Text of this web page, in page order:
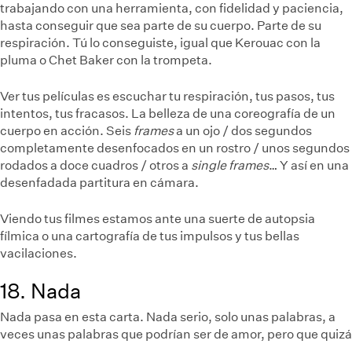
trabajando con una herramienta, con fidelidad y paciencia,
hasta conseguir que sea parte de su cuerpo. Parte de su
respiración. Tú lo conseguiste, igual que Kerouac con la
pluma o Chet Baker con la trompeta.
Ver tus películas es escuchar tu respiración, tus pasos, tus
intentos, tus fracasos. La belleza de una coreografía de un
cuerpo en acción. Seis framesa un ojo / dos segundos
completamente desenfocados en un rostro / unos segundos
rodados a doce cuadros / otros a single frames… Y así en una
desenfadada partitura en cámara.
Viendo tus filmes estamos ante una suerte de autopsia
fílmica o una cartografía de tus impulsos y tus bellas
vacilaciones.
18. Nada
Nada pasa en esta carta. Nada serio, solo unas palabras, a
veces unas palabras que podrían ser de amor, pero que quizá